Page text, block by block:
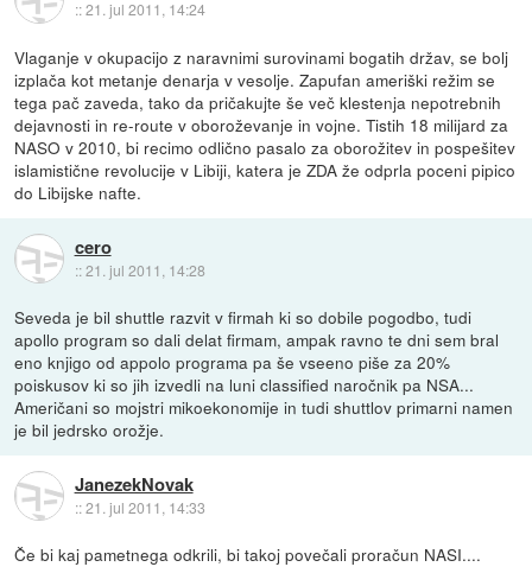
::21. jul 2011, 14:24
Vlaganje v okupacijo z naravnimi surovinami bogatih držav, se bolj
izplača kot metanje denarja v vesolje. Zapufan ameriški režim se
tega pač zaveda, tako da pričakujte še več klestenja nepotrebnih
dejavnosti in re-route v oboroževanje in vojne. Tistih 18 milijard za
NASO v 2010, bi recimo odlično pasalo za oborožitev in pospešitev
islamistične revolucije v Libiji, katera je ZDA že odprla poceni pipico
do Libijske nafte.
cero
::21. jul 2011, 14:28
Seveda je bil shuttle razvit v firmah ki so dobile pogodbo, tudi
apollo program so dali delat firmam, ampak ravno te dni sem bral
eno knjigo od appolo programa pa še vseeno piše za 20%
poiskusov ki so jih izvedli na luni classified naročnik pa NSA...
Američani so mojstri mikoekonomije in tudi shuttlov primarni namen
je bil jedrsko orožje.
JanezekNovak
::21. jul 2011, 14:33
Če bi kaj pametnega odkrili, bi takoj povečali proračun NASI....